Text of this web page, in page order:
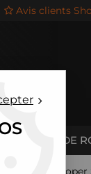
Avis clients
CALES DE
MIni Cooper